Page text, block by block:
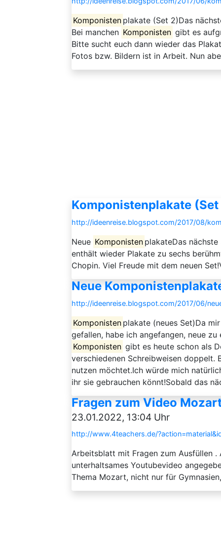
Komponisten plakate (Set 2)Das
Bei manchen Komponisten gibt es
Bitte sucht euch dann wieder das
Fotos bzw. Bildern ist in Arbeit. Nun
Komponistenplakate
http://ideenreise.blogspot.com/2017/08/
Neue Komponisten plakateDas
enthält wieder Plakate zu sechs
Chopin. Viel Freude mit dem neuen
Neue
http://ideenreise.blogspot.com/2017/06/
Komponisten plakate (neues Set)Da
gefallen, habe ich angefangen, neue
Komponisten gibt es heute schon als
verschiedenen Schreibweisen doppelt.
nutzen möchtet.Ich würde mich
ihr sie gebrauchen könnt!Sobald das
Fragen zum Video
23.01.2022, 13:04 Uhr
http://www.4teachers.de/
Arbeitsblatt mit Fragen zum Ausfüllen
unterhaltsames Youtubevideo
Thema Mozart, nicht nur für